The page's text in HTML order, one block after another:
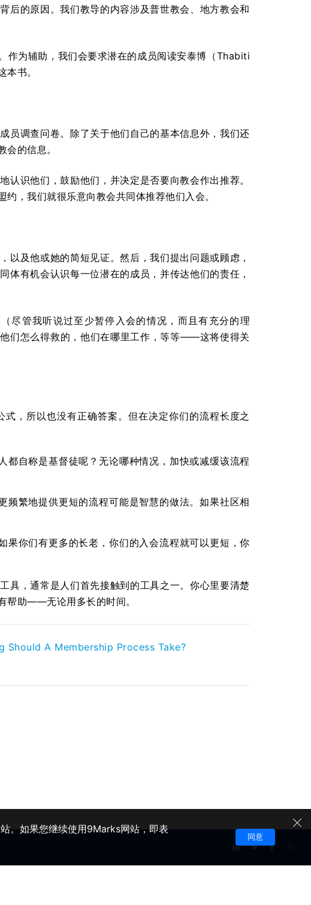
后的原因。我们教导的内容涉及普世教会、地方教会和
作为辅助，我们会要求潜在的成员阅读安泰博（Thabiti
本书。
员调查问卷。除了关于他们自己的基本信息外，我们还
的信息。
识他们，鼓励他们，并决定是否要向教会作出推荐。
，我们就很乐意向教会共同体推荐他们入会。
及他或她的简短见证。然后，我们提出问题或顾虑，
有机会认识每一位潜在的成员，并传达他们的责任，
尽管我听说过至少暂停入会的情况，而且有充分的理
们怎么得救的，他们在哪里工作，等等——这将使得关
，所以也没有正确答案。但在决定你们的流程长度之
自称是基督徒呢？无论哪种情况，加快或减缓该流程
繁地提供更短的流程可能是智慧的做法。如果社区相
果你们有更多的长老，你们的入会流程就可以更短，你
，通常是人们首先接触到的工具之一。你心里要清楚
帮助——无论用多长的时间。
Should A Membership Process Take?
。如果您继续使用9Marks网站，即表
同意